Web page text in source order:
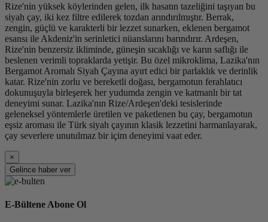
Rize'nin yüksek köylerinden gelen, ilk hasatın tazeliğini taşıyan bu
siyah çay, iki kez filtre edilerek tozdan arındırılmıştır. Berrak,
zengin, güçlü ve karakterli bir lezzet sunarken, eklenen bergamot
esansı ile Akdeniz'in serinletici nüanslarını barındırır. Ardeşen,
Rize'nin benzersiz ikliminde, güneşin sıcaklığı ve karın saflığı ile
beslenen verimli topraklarda yetişir. Bu özel mikroklima, Lazika'nın
Bergamot Aromalı Siyah Çayına ayırt edici bir parlaklık ve derinlik
katar. Rize'nin zorlu ve bereketli doğası, bergamotun ferahlatıcı
dokunuşuyla birleşerek her yudumda zengin ve katmanlı bir tat
deneyimi sunar. Lazika'nın Rize/Ardeşen'deki tesislerinde
geleneksel yöntemlerle üretilen ve paketlenen bu çay, bergamotun
eşsiz aroması ile Türk siyah çayının klasik lezzetini harmanlayarak,
çay severlere unutulmaz bir içim deneyimi vaat eder.
×
Gelince haber ver
E-Bültene Abone Ol